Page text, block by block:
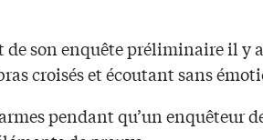
son enquête préliminaire il y a
croisés et écoutant sans
pendant qu’un enquêteur